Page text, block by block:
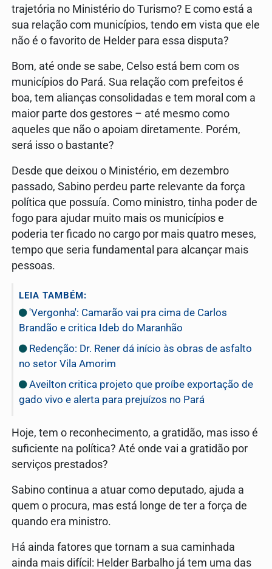
trajetória no Ministério do Turismo? E como está a
sua relação com municípios, tendo em vista que ele
não é o favorito de Helder para essa disputa?
Bom, até onde se sabe, Celso está bem com os
municípios do Pará. Sua relação com prefeitos é
boa, tem alianças consolidadas e tem moral com a
maior parte dos gestores – até mesmo como
aqueles que não o apoiam diretamente. Porém,
será isso o bastante?
Desde que deixou o Ministério, em dezembro
passado, Sabino perdeu parte relevante da força
política que possuía. Como ministro, tinha poder de
fogo para ajudar muito mais os municípios e
poderia ter ficado no cargo por mais quatro meses,
tempo que seria fundamental para alcançar mais
pessoas.
LEIA TAMBÉM:
'Vergonha': Camarão vai pra cima de Carlos
Brandão e critica Ideb do Maranhão
Redenção: Dr. Rener dá início às obras de asfalto
no setor Vila Amorim
Aveilton critica projeto que proíbe exportação de
gado vivo e alerta para prejuízos no Pará
Hoje, tem o reconhecimento, a gratidão, mas isso é
suficiente na política? Até onde vai a gratidão por
serviços prestados?
Sabino continua a atuar como deputado, ajuda a
quem o procura, mas está longe de ter a força de
quando era ministro.
Há ainda fatores que tornam a sua caminhada
ainda mais difícil: Helder Barbalho já tem uma das